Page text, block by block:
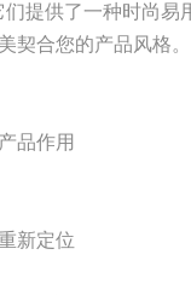
提供了一种时尚易
合您的产品风格。
品作用
新定位